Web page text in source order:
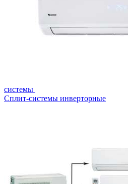
системы
Сплит-системы инверторные